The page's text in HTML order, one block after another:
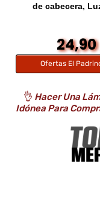
de cabecera,
24,90
Ofertas El
👌 Hacer Una
Idónea Para